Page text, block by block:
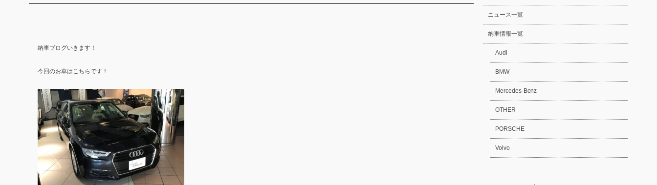
納車ブログいきます！
今回のお車はこちらです！
ニュース一覧
納車情報一覧
Audi
BMW
Mercedes-Benz
OTHER
PORSCHE
Volvo